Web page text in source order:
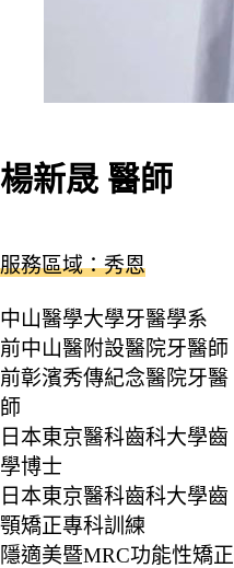
楊新晟 醫師
服務區域：秀恩
中山醫學大學牙醫學系
前中山醫附設醫院牙醫師
前彰濱秀傳紀念醫院牙醫
師
日本東京醫科齒科大學齒
學博士
日本東京醫科齒科大學齒
顎矯正專科訓練
隱適美暨MRC功能性矯正